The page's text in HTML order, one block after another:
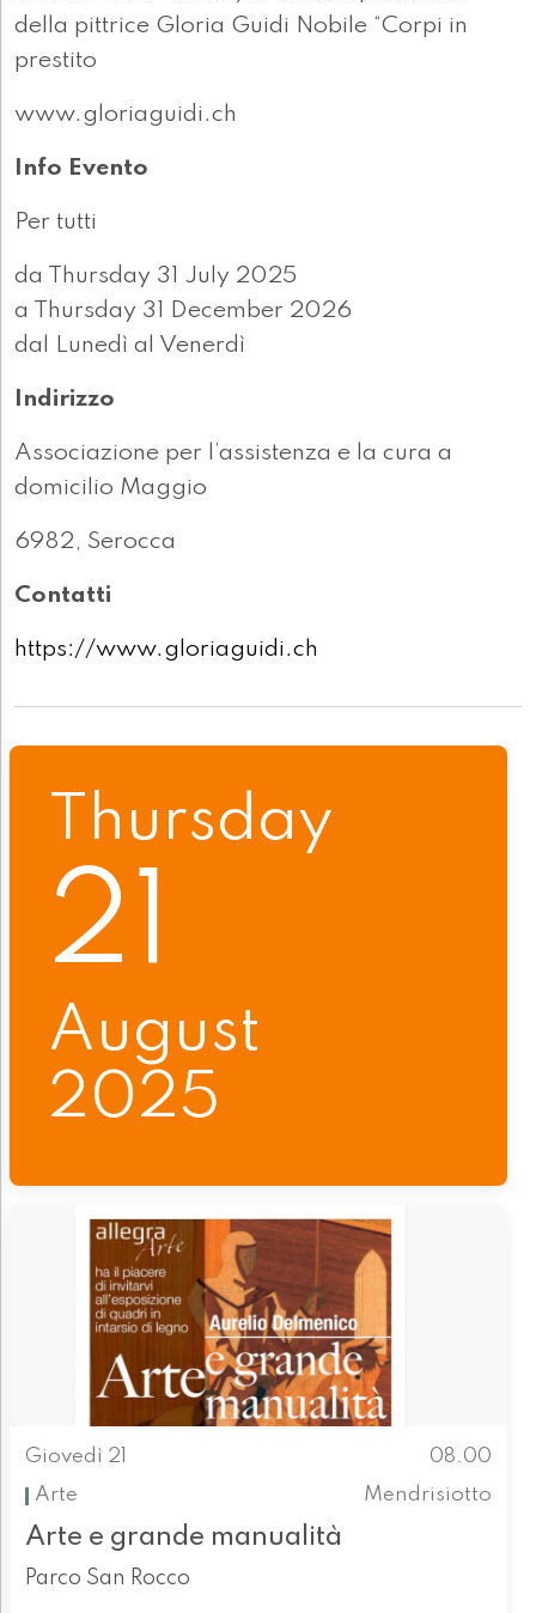
della pittrice Gloria Guidi Nobile “Corpi in
prestito
www.gloriaguidi.ch
Info Evento
Per tutti
da Thursday 31 July 2025
a Thursday 31 December 2026
dal Lunedì al Venerdì
Indirizzo
Associazione per l’assistenza e la cura a
domicilio Maggio
6982, Serocca
Contatti
https://www.gloriaguidi.ch
Thursday
21
August
2025
Giovedì 21
08.00
Arte
Mendrisiotto
Arte e grande manualità
Parco San Rocco